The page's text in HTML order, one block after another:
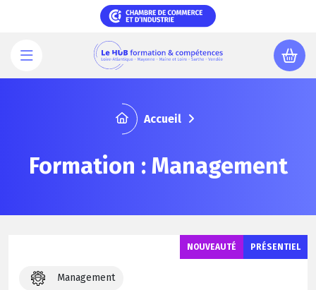
principal
Accueil
Formation : Management
NOUVEAUTÉ PRÉSENTIEL
Management